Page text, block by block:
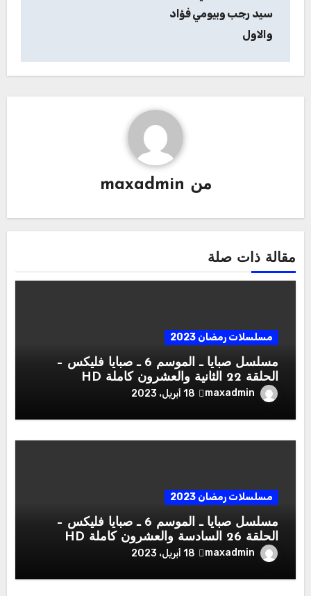
سيد رجب وبيومي فؤاد
والاول
من maxadmin
مقالة ذات صلة
مسلسلات رمضان 2023
مسلسل صبايا ـ الموسم 6 ـ صبايا فليكس –
الحلقة 22 الثانية والعشرون كاملة HD
maxadmin 18 أبريل، 2023
مسلسلات رمضان 2023
مسلسل صبايا ـ الموسم 6 ـ صبايا فليكس –
الحلقة 26 السادسة والعشرون كاملة HD
maxadmin 18 أبريل، 2023